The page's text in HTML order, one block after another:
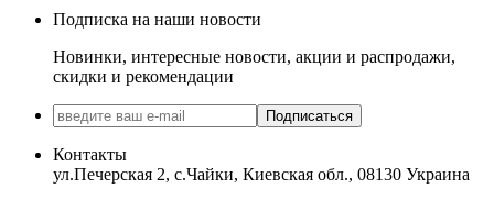
Подписка на наши новости
Новинки, интересные новости, акции и распродажи,
скидки и рекомендации
Подписаться
Контакты
ул.Печерская 2, с.Чайки, Киевская обл., 08130 Украина